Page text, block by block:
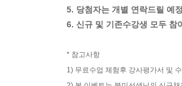
5. 당첨자는 개별 연락드릴 예
6. 신규 및 기존수강생 모두 참
* 참고사항
1) 무료수업 체험후 강사평가서 및